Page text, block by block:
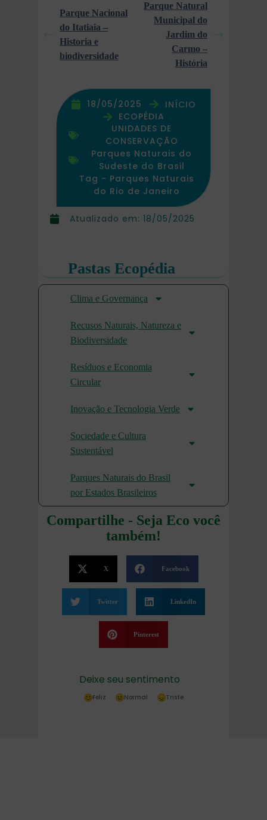
Atualizado em: 18/05/2025
Parque Nacional
do Itatiaia –
Historia e
biodiversidade
Parque Natural
Municipal do
Jardim do
Carmo –
História
18/05/2025
INÍCIO
ECOPÉDIA
UNIDADES DE
CONSERVAÇÃO
Parques Naturais do
Sudeste do Brasil
Tag - Parques Naturais
do Rio de Janeiro
Pastas Ecopédia
Clima e Governança
Recusos Naturais, Natureza e
Biodiversidade
Resíduos e Economia
Circular
Inovação e Tecnologia Verde
Sociedade e Cultura
Sustentável
Parques Naturais do Brasil
por Estados Brasileiros
Compartilhe - Seja Eco você
também!
X Facebook
Twitter LinkedIn
Pinterest
Deixe seu sentimento
Feliz Normal Triste